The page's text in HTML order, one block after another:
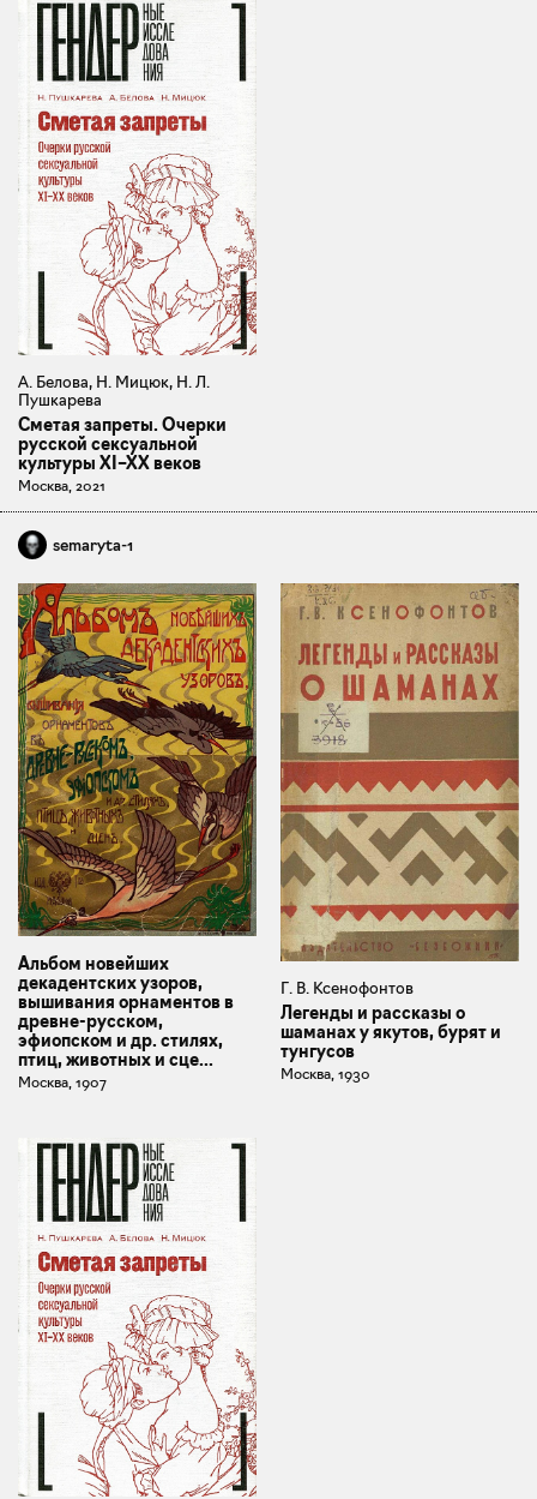
А. Белова, Н. Мицюк, Н. Л.
Пушкарева
Сметая запреты. Очерки
русской сексуальной
культуры XI–XX веков
Москва, 2021
semaryta-1
Альбом новейших
декадентских узоров,
вышивания орнаментов в
древне-русском,
эфиопском и др. стилях,
птиц, животных и сце...
Москва, 1907
Г. В. Ксенофонтов
Легенды и рассказы о
шаманах у якутов, бурят и
тунгусов
Москва, 1930